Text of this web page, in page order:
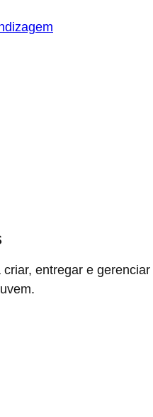
entregar e gerenciar